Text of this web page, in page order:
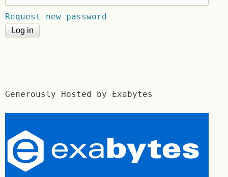
Request new password
Generously Hosted by Exabytes